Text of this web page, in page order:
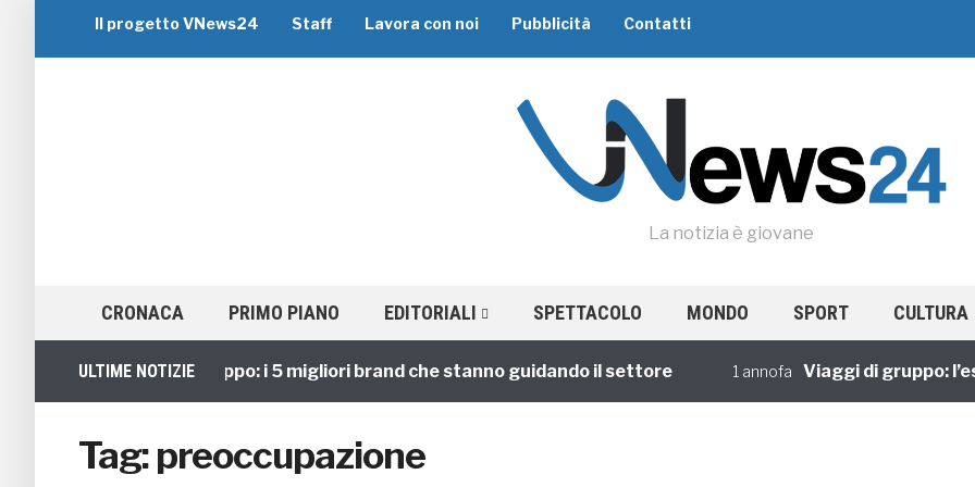
Il progetto VNews24 Staff Lavora con noi Pubblicità Contatti
La notizia è giovane
CRONACA PRIMO PIANO EDITORIALI SPETTACOLO MONDO SPORT CULTURA
ULTIME NOTIZIE
Viaggi di Gruppo: i 5 migliori brand che stanno guidando il settore 1 annofa Viaggi di gruppo:
Tag:preoccupazione